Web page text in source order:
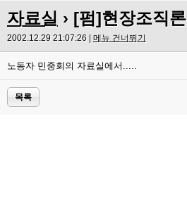
자료실 › [펌]현장조직론
2002.12.29 21:07:26 | 메뉴 건너뛰기
노동자 민중회의 자료실에서.....
목록